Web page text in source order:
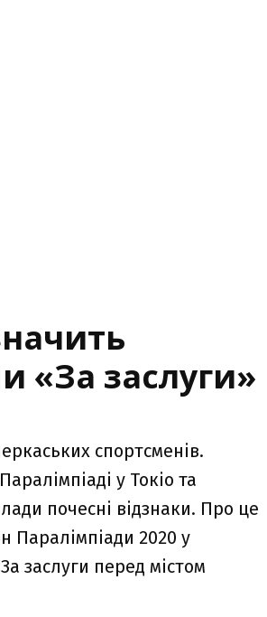
«За заслуги»
спортсменів.
у Токіо та
почесні відзнаки. Про це
Паралімпіади 2020 у
заслуги перед містом